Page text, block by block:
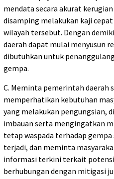
mendata secara akurat
disamping melakukan kaji
wilayah tersebut. Dengan
daerah dapat mulai menyusun
dibutuhkan untuk
gempa.
C. Meminta pemerintah daerah
memperhatikan kebutuhan
yang melakukan pengungsian,
imbauan serta mengingatkan
tetap waspada terhadap gempa
terjadi, dan meminta
informasi terkini terkait
berhubungan dengan mitigasi